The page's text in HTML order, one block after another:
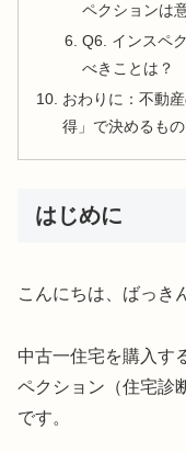
ペクションは
Q6. インスペ
べきことは？
おわりに：不動
得」で決めるも
はじめに
こんにちは、ばっき
中古一住宅を購入す
ペクション（住宅診
です。